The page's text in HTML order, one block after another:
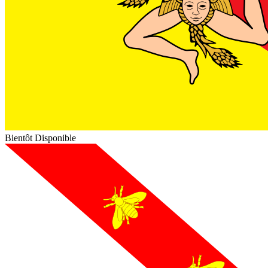
Bientôt Disponible